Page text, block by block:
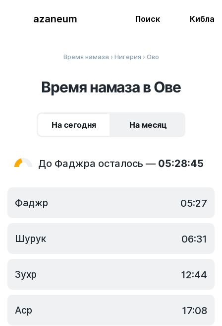
azaneum Поиск Кибла
Время намаза › Нигерия › Ово
Время намаза в Ове
На сегодня На месяц
До Фаджра осталось — 05:28:45
Фаджр 05:27
Шурук 06:31
Зухр 12:44
Аср 17:08